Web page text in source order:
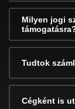
Milyen jogi
Tudtok
Cégként is